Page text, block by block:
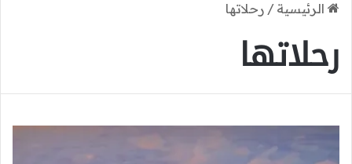
الرئيسية / رحلاتها
رحلاتها